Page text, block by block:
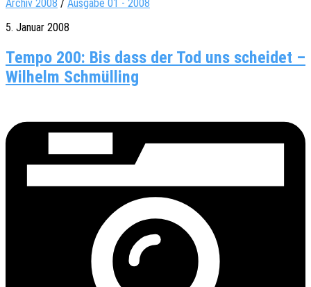
Archiv 2008 / Ausgabe 01 - 2008
5. Januar 2008
Tempo 200: Bis dass der Tod uns scheidet –
Wilhelm Schmülling